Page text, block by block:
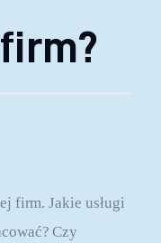
firm. Jakie usługi
Czy